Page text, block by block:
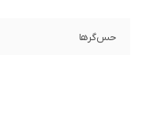
حس‌گرها